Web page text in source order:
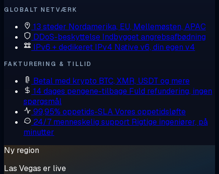
GLOBALT NETVÆRK
13 steder Nordamerika, EU, Mellemøsten, APAC
DDoS-beskyttelse Indbygget angrebsafbødning
IPv6 + dedikeret IPv4 Native v6, din egen v4
FAKTURERING & TILLID
Betal med krypto BTC, XMR, USDT og mere
14 dages pengene-tilbage Fuld refundering, ingen
spørgsmål
99,95% oppetids-SLAVores oppetidsløfte
24/7 menneskelig support Rigtige ingeniører, på
minutter
Ny region
Las Vegas er live